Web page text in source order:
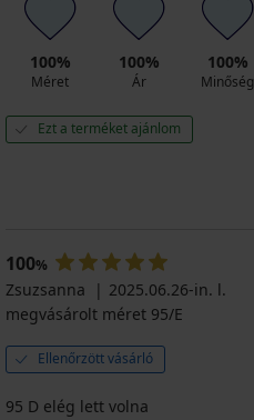
100%
Méret
100%
Ár
100%
Minőség
Ezt a terméket ajánlom
100%
Zsuzsanna
2025.06.26-in. l.
megvásárolt méret 95/E
Ellenőrzött vásárló
95 D elég lett volna